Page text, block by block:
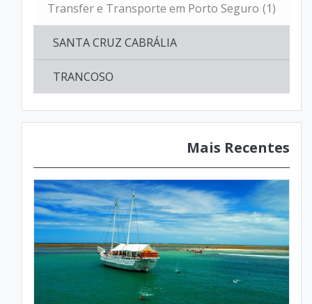
Transfer e Transporte em Porto Seguro (1)
SANTA CRUZ CABRÁLIA
TRANCOSO
Mais Recentes